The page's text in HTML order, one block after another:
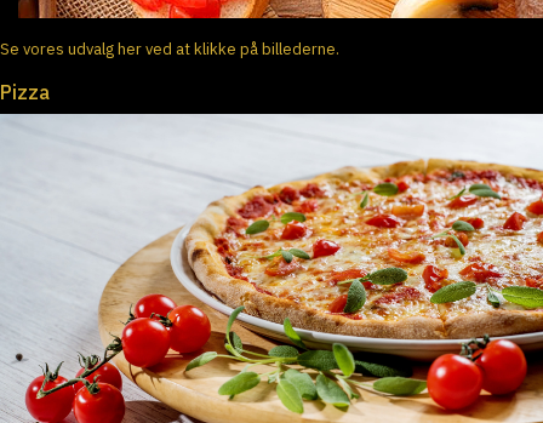
Se vores udvalg her ved at klikke på billederne.
Pizza